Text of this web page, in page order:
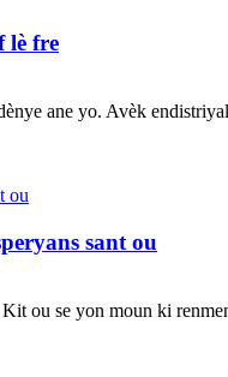
lè fre
ane yo. Avèk
sant ou
ou se yon moun ki